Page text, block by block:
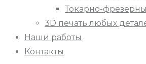
Токарно-
3D печать любых
Наши работы
Контакты